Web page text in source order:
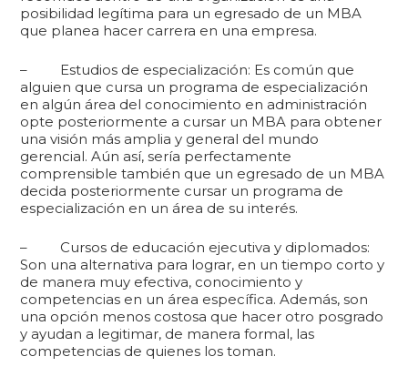
posibilidad legítima para un egresado de un MBA
que planea hacer carrera en una empresa.
– Estudios de especialización: Es común que
alguien que cursa un programa de especialización
en algún área del conocimiento en administración
opte posteriormente a cursar un MBA para obtener
una visión más amplia y general del mundo
gerencial. Aún así, sería perfectamente
comprensible también que un egresado de un MBA
decida posteriormente cursar un programa de
especialización en un área de su interés.
– Cursos de educación ejecutiva y diplomados:
Son una alternativa para lograr, en un tiempo corto y
de manera muy efectiva, conocimiento y
competencias en un área específica. Además, son
una opción menos costosa que hacer otro posgrado
y ayudan a legitimar, de manera formal, las
competencias de quienes los toman.